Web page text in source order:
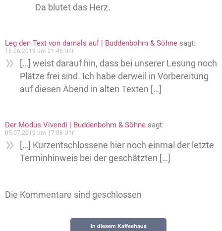
Da blutet das Herz.
Leg den Text von damals auf | Buddenbohm & Söhne sagt:
16.06.2019 um 21:46 Uhr
[…] weist darauf hin, dass bei unserer Lesung noch
Plätze frei sind. Ich habe derweil in Vorbereitung
auf diesen Abend in alten Texten […]
Der Modus Vivendi | Buddenbohm & Söhne sagt:
05.07.2019 um 17:08 Uhr
[…] Kurzentschlossene hier noch einmal der letzte
Terminhinweis bei der geschätzten […]
Die Kommentare sind geschlossen
In diesem Kaffeehaus